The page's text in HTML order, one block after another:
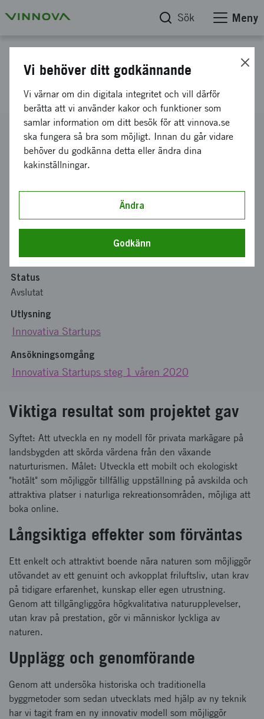
Sök Meny
Ekologiskt skogs-spa
Diarienummer
2020-01297
Koordinator
300 000 kronor
juni 2020-mars 2021
Status
Avslutat
Utlysning
Innovativa Startups
Ansökningsomgång
Innovativa Startups steg 1 våren 2020
Viktiga resultat som projektet gav
Syftet: Att utveckla en ny modell för privata markägare på
landsbygden att skörda värdena från den växande
naturturismen. Målet: Utveckla ett mobilt och ekologiskt
"hotält" som möjliggör tillfällig uppställning på avskilda och
attraktiva platser i naturliga rekreationsområden, möjliga att
boka online.
Långsiktiga effekter som förväntas
Ett enkelt och attraktivt boende nära naturen som möjliggör
utövandet av ett genuint och avkopplat friluftsliv, utan krav
på tidigare erfarenhet, kunskap eller egen utrustning.
Genom att tillgängliggöra högkvalitativa naturupplevelser,
utan krav på prestation, gör vi människor lyckliga av
naturen.
Upplägg och genomförande
Genom att undersöka historiska och traditionella
byggmetoder som sedan utvecklats med hjälp av ny teknik
har vi tagit fram en ny innovativ modell som möjliggör
Vi behöver ditt godkännande
Vi värnar om din digitala integritet och vill därför
berätta att vi använder kakor och funktioner som
samlar information om ditt besök för att vinnova.se
ska fungera så bra som möjligt. Innan du går vidare
behöver du godkänna detta eller ändra dina
kakinställningar.
Ändra
Godkänn